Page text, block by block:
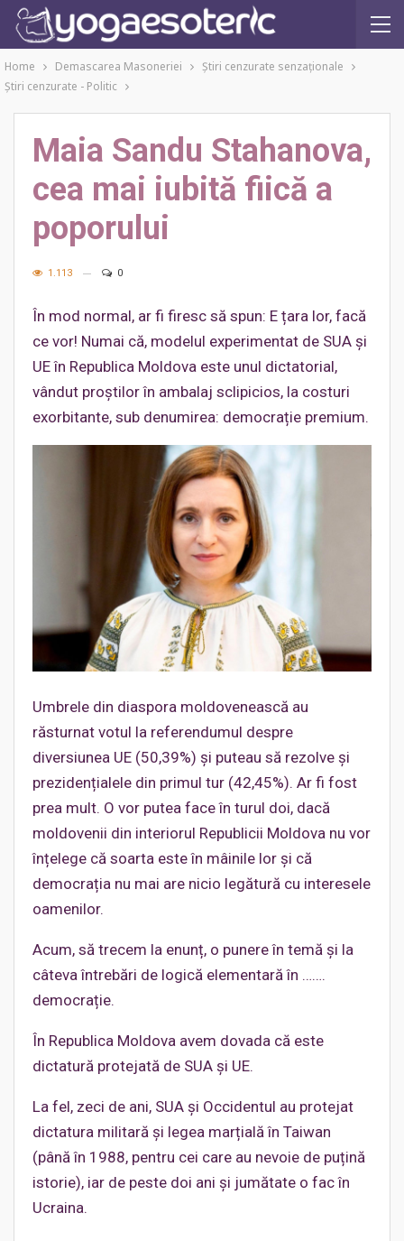
Home Demascarea Masoneriei
Ştiri cenzurate senzaţionale
Ştiri cenzurate - Politic
Maia Sandu Stahanova,
cea mai iubită fiică a
poporului
1.113 0
În mod normal, ar fi firesc să spun: E țara lor, facă
ce vor! Numai că, modelul experimentat de SUA și
UE în Republica Moldova este unul dictatorial,
vândut proștilor în ambalaj sclipicios, la costuri
exorbitante, sub denumirea: democrație premium.
Umbrele din diaspora moldovenească au
răsturnat votul la referendumul despre
diversiunea UE (50,39%) și puteau să rezolve și
prezidențialele din primul tur (42,45%). Ar fi fost
prea mult. O vor putea face în turul doi, dacă
moldovenii din interiorul Republicii Moldova nu vor
înțelege că soarta este în mâinile lor și că
democrația nu mai are nicio legătură cu interesele
oamenilor.
Acum, să trecem la enunț, o punere în temă și la
câteva întrebări de logică elementară în …….
democrație.
În Republica Moldova avem dovada că este
dictatură protejată de SUA și UE.
La fel, zeci de ani, SUA și Occidentul au protejat
dictatura militară și legea marțială în Taiwan
(până în 1988, pentru cei care au nevoie de puțină
istorie), iar de peste doi ani și jumătate o fac în
Ucraina.